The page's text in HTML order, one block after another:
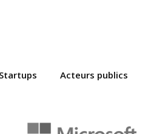
Startups Acteurs publics